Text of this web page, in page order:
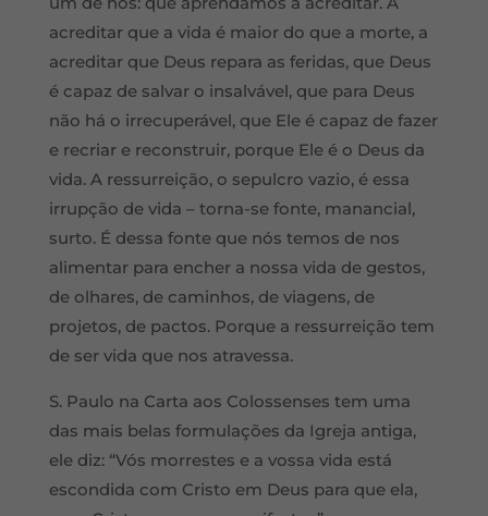
acreditar que a vida é maior do que a morte, a
acreditar que Deus repara as feridas, que Deus
é capaz de salvar o insalvável, que para Deus
não há o irrecuperável, que Ele é capaz de fazer
e recriar e reconstruir, porque Ele é o Deus da
vida. A ressurreição, o sepulcro vazio, é essa
irrupção de vida – torna-se fonte, manancial,
surto. É dessa fonte que nós temos de nos
alimentar para encher a nossa vida de gestos,
de olhares, de caminhos, de viagens, de
projetos, de pactos. Porque a ressurreição tem
de ser vida que nos atravessa.
S. Paulo na Carta aos Colossenses tem uma
das mais belas formulações da Igreja antiga,
ele diz: “Vós morrestes e a vossa vida está
escondida com Cristo em Deus para que ela,